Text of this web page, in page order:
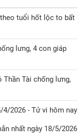
tuổi hốt lộc to bất
lưng, 4 con giáp
Thần Tài chống lưng,
4/2026 - Tử vi hôm nay
nhất ngày 18/5/2026